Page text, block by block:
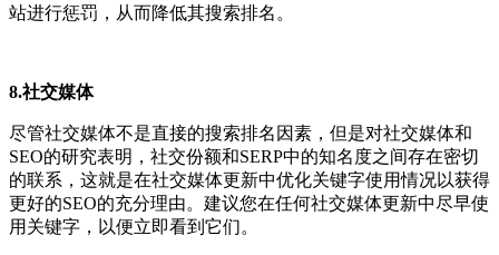
站进行惩罚，从而降低其搜索排名。
8.社交媒体
尽管社交媒体不是直接的搜索排名因素，但是对社交媒体和
SEO的研究表明，社交份额和SERP中的知名度之间存在密切
的联系， 这就是在社交媒体更新中优化关键字使用情况以获得
更好的SEO的充分理由。 建议您在任何社交媒体更新中尽早使
用关键字，以便立即看到它们。